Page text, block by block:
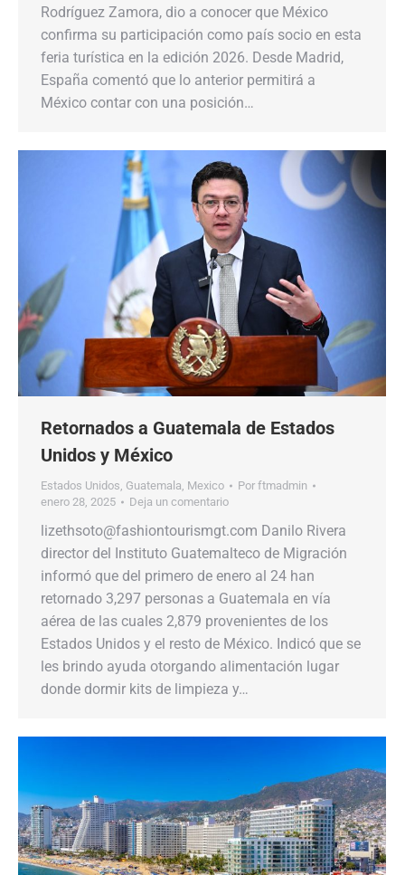
Rodríguez Zamora, dio a conocer que México
confirma su participación como país socio en esta
feria turística en la edición 2026. Desde Madrid,
España comentó que lo anterior permitirá a
México contar con una posición…
Retornados a Guatemala de Estados
Unidos y México
Estados Unidos Guatemala Mexico Por ftmadmin
enero 28, 2025
Deja un comentario
lizethsoto@fashiontourismgt.com Danilo Rivera
director del Instituto Guatemalteco de Migración
informó que del primero de enero al 24 han
retornado 3,297 personas a Guatemala en vía
aérea de las cuales 2,879 provenientes de los
Estados Unidos y el resto de México. Indicó que se
les brindo ayuda otorgando alimentación lugar
donde dormir kits de limpieza y…